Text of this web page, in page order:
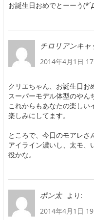
お誕生日おめでとーーう
チロリアンキャ
2014年4月1日
クリエちゃん、お誕生日お
スーパーモデル体型のやん
これからもあなたの楽しい
楽しみにしてます。
ところで、今日のモアレさ
アイライン濃いし、太モ、
役かな。
ポン太
より:
2014年4月1日